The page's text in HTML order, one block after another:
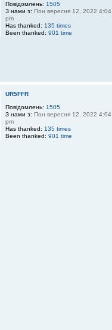
Повідомлень: 1505
З нами з: Пон вересня 12, 2022 4:04
pm
Has thanked: 135 times
Been thanked: 901 time
UR5FFR
Повідомлень: 1505
З нами з: Пон вересня 12, 2022 4:04
pm
Has thanked: 135 times
Been thanked: 901 time